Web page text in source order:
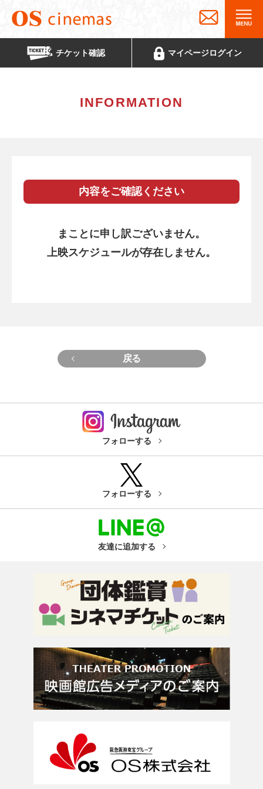
チケット確認 マイページログイン
INFORMATION
内容をご確認ください
まことに申し訳ございません。
上映スケジュールが存在しません。
戻る
フォローする
フォローする
友達に追加する